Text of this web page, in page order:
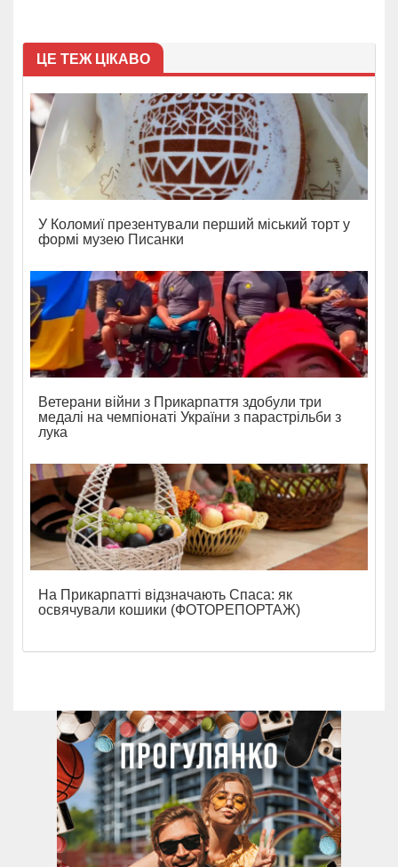
ЦЕ ТЕЖ ЦІКАВО
У Коломиї презентували перший міський торт у
формі музею Писанки
Ветерани війни з Прикарпаття здобули три
медалі на чемпіонаті України з парастрільби з
лука
На Прикарпатті відзначають Спаса: як
освячували кошики (ФОТОРЕПОРТАЖ)